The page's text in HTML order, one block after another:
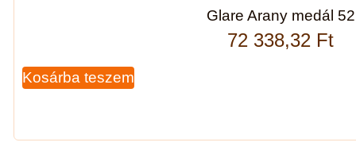
Glare Arany medál 52
72 338,32 Ft
Kosárba teszem